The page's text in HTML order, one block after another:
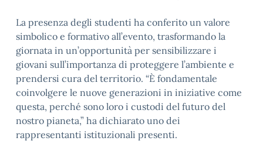
La presenza degli studenti ha conferito un valore
simbolico e formativo all’evento, trasformando la
giornata in un’opportunità per sensibilizzare i
giovani sull’importanza di proteggere l’ambiente e
prendersi cura del territorio. “È fondamentale
coinvolgere le nuove generazioni in iniziative come
questa, perché sono loro i custodi del futuro del
nostro pianeta,” ha dichiarato uno dei
rappresentanti istituzionali presenti.